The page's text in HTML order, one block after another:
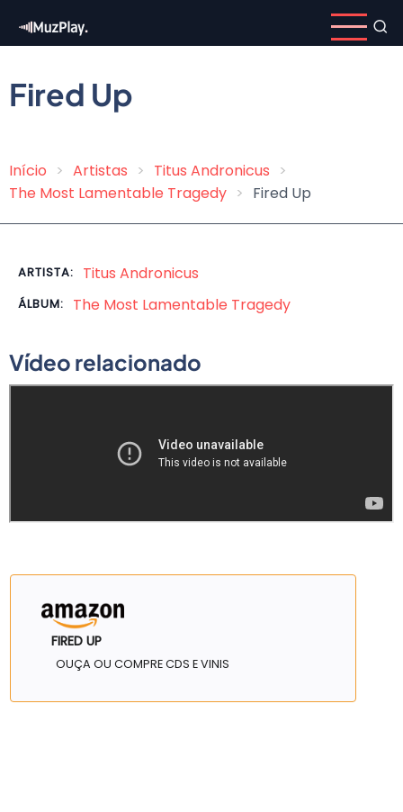
para
conteúdo
principal
Fired Up
Trilha
Início Artistas
Titus Andronicus
The Most Lamentable Tragedy
Fired Up
ARTISTA: Titus Andronicus
ÁLBUM: The Most Lamentable Tragedy
Vídeo relacionado
FIRED UP
OUÇA OU COMPRE CDS E VINIS